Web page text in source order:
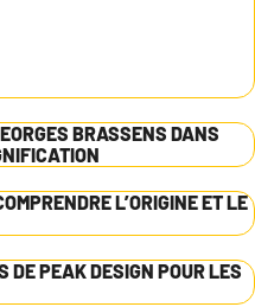
BRASSENS DANS
L’ORIGINE ET LE
DE PEAK DESIGN POUR LES